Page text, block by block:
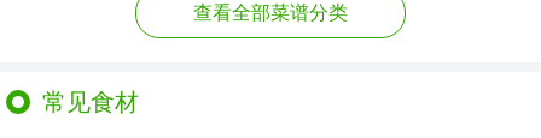
查看全部菜谱分类
常见食材